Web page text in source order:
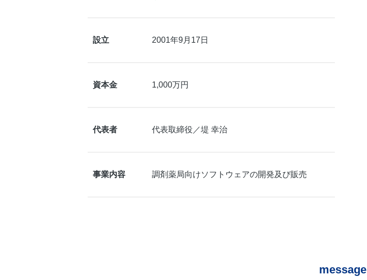
設立 2001年9月17日
資本金 1,000万円
代表者 代表取締役／堤 幸治
事業内容 調剤薬局向けソフトウェアの開発及び販売
message